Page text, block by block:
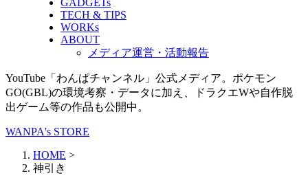
GADGETs
TECH & TIPS
WORKs
ABOUT
メディア運営・活動報告
YouTube「わんぱチャンネル」公式メディア。ポケモン
GO(GBL)の環境考察・データに加え、ドラクエWや自作脱
出ゲーム等の作品も公開中。
WANPA's STORE
HOME >
神引き